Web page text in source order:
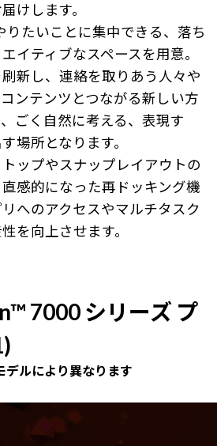
けします。
りたいことに集中できる、落ち
イティブなスペースを用意。
新し、連絡を取りあう人々や
ンテンツとつながる新しい方
ごく自然に考える、表現す
場所となります。
ップやスナップレイアウトの
感的になった再ドッキング機
へのアクセスやマルチタスク
を向上させます。
7000 シリーズ プ
ルにより異なります